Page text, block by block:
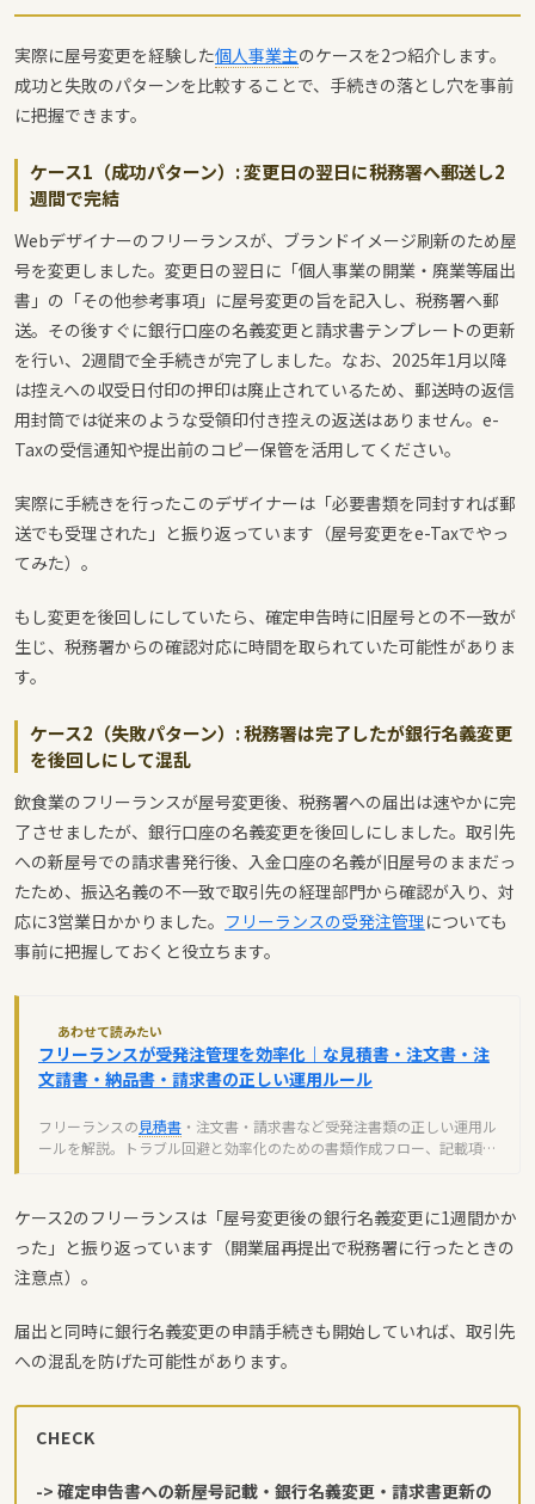
実際に屋号変更を経験した個人事業主のケースを2つ紹介します。
成功と失敗のパターンを比較することで、手続きの落とし穴を事前
に把握できます。
ケース1（成功パターン）: 変更日の翌日に税務署へ郵送し2
週間で完結
Webデザイナーのフリーランスが、ブランドイメージ刷新のため屋
号を変更しました。変更日の翌日に「個人事業の開業・廃業等届出
書」の「その他参考事項」に屋号変更の旨を記入し、税務署へ郵
送。その後すぐに銀行口座の名義変更と請求書テンプレートの更新
を行い、2週間で全手続きが完了しました。なお、2025年1月以降
は控えへの収受日付印の押印は廃止されているため、郵送時の返信
用封筒では従来のような受領印付き控えの返送はありません。e-
Taxの受信通知や提出前のコピー保管を活用してください。
実際に手続きを行ったこのデザイナーは「必要書類を同封すれば郵
送でも受理された」と振り返っています（屋号変更をe-Taxでやっ
てみた）。
もし変更を後回しにしていたら、確定申告時に旧屋号との不一致が
生じ、税務署からの確認対応に時間を取られていた可能性がありま
す。
ケース2（失敗パターン）: 税務署は完了したが銀行名義変更
を後回しにして混乱
飲食業のフリーランスが屋号変更後、税務署への届出は速やかに完
了させましたが、銀行口座の名義変更を後回しにしました。取引先
への新屋号での請求書発行後、入金口座の名義が旧屋号のままだっ
たため、振込名義の不一致で取引先の経理部門から確認が入り、対
応に3営業日かかりました。 フリーランスの受発注管理についても
事前に把握しておくと役立ちます。
あわせて読みたい
フリーランスが受発注管理を効率化｜な見積書・注文書・注
文請書・納品書・請求書の正しい運用ルール
フリーランスの見積書 ・注文書・請求書など受発注書類の正しい運用ル
ールを解説。トラブル回避と効率化のための書類作成フロー、記載項
ケース2のフリーランスは「屋号変更後の銀行名義変更に1週間かか
った」と振り返っています（開業届再提出で税務署に行ったときの
注意点）。
届出と同時に銀行名義変更の申請手続きも開始していれば、取引先
への混乱を防げた可能性があります。
CHECK
-> 確定申告書への新屋号記載・銀行名義変更・請求書更新の